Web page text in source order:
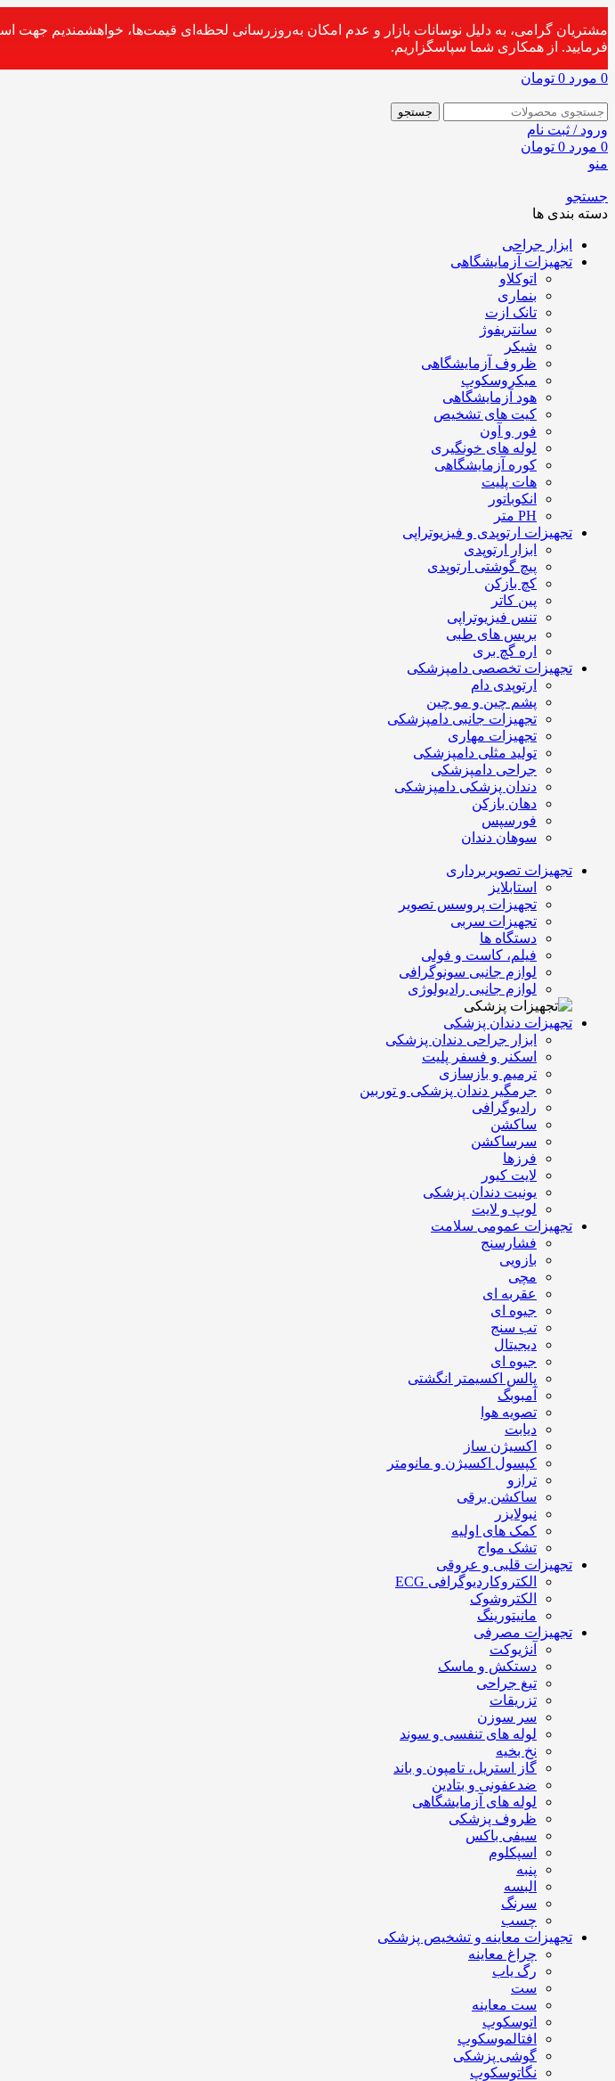
مشتریان گرامی، به دلیل نوسانات بازار و عدم امکان به‌روزرسانی لحظه‌ای قیمت‌ها، خواهشمندیم جهت
فرمایید. از همکاری شما سپاسگزاریم.
0 مورد 0 تومان
جستجو
ورود / ثبت نام
0 مورد 0 تومان
منو
جستجو
دسته بندی ها
ابزار جراحی
تجهیزات آزمایشگاهی
اتوکلاو
بنماری
تانک ازت
سانتریفوژ
شیکر
ظروف آزمایشگاهی
میکروسکوپ
هود آزمایشگاهی
کیت های تشخیص
فور و آون
لوله های خونگیری
کوره آزمایشگاهی
هات پلیت
انکوباتور
PH متر
تجهیزات ارتوپدی و فیزیوتراپی
ابزار ارتوپدی
پیچ گوشتی ارتوپدی
کچ بازکن
پین کاتر
تنس فیزیوتراپی
بریس های طبی
اره گچ بری
تجهیزات تخصصی دامپزشکی
ارتوپدی دام
پشم چین و مو چین
تجهیزات جانبی دامپزشکی
تجهیزات مهاری
تولید مثلی دامپزشکی
جراحی دامپزشکی
دندان پزشکی دامپزشکی
دهان بازکن
فورسپس
سوهان دندان
تجهیزات تصویربرداری
استابلایز
تجهیزات پروسس تصویر
تجهیزات سربی
دستگاه ها
فیلم، کاست و فولی
لوازم جانبی سونوگرافی
لوازم جانبی رادیولوژی
تجهیزات دندان پزشکی
ابزار جراحی دندان پزشکی
اسکنر و فسفر پلیت
ترمیم و بازسازی
جرمگیر دندان پزشکی و توربین
رادیوگرافی
ساکشن
سرساکشن
فرزها
لایت کیور
یونیت دندان پزشکی
لوپ و لایت
تجهیزات عمومی سلامت
فشارسنج
بازویی
مچی
عقربه ای
جیوه ای
تب سنج
دیجیتال
جیوه ای
پالس اکسیمتر انگشتی
آمبوبگ
تصویه هوا
دیابت
اکسیژن ساز
کپسول اکسیژن و مانومتر
ترازو
ساکشن برقی
نبولایزر
کمک های اولیه
تشک مواج
تجهیزات قلبی و عروقی
الکتروکاردیوگرافی ECG
الکتروشوک
مانیتورینگ
تجهیزات مصرفی
آنژیوکت
دستکش و ماسک
تیغ جراحی
تزریقات
سر سوزن
لوله های تنفسی و سوند
نخ بخیه
گاز استریل، تامپون و باند
ضدعفونی و بتادین
لوله های آزمایشگاهی
ظروف پزشکی
سیفی باکس
اسپکلوم
پنبه
البسه
سرنگ
چسب
تجهیزات معاینه و تشخیص پزشکی
چراغ معاینه
رگ یاب
ست
ست معاینه
اتوسکوپ
افتالموسکوپ
گوشی پزشکی
نگاتوسکوپ